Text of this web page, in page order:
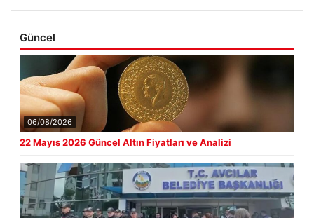
Güncel
06/08/2026
22 Mayıs 2026 Güncel Altın Fiyatları ve Analizi